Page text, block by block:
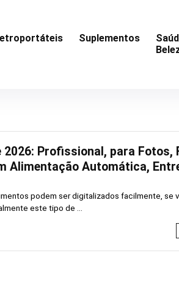
Suplementos
2026: Profissional, para Fotos,
Alimentação Automática,
podem ser digitalizados facilmente, se
este tipo de ...